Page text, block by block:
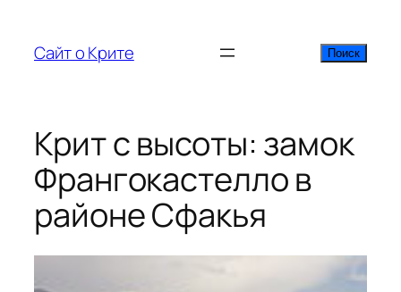
содержимому
Сайт о Крите Поиск
Поиск
Крит с высоты: замок
Франгокастелло в
районе Сфакья